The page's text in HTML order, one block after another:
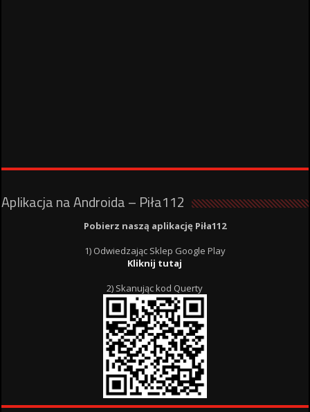
Aplikacja na Androida – Piła112
Pobierz naszą aplikację Piła112
1) Odwiedzając Sklep Google Play
Kliknij tutaj
2) Skanując kod Querty